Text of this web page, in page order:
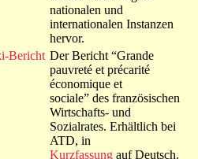
nationalen und
internationalen Instanzen
hervor.
Bericht Der Bericht “Grande
pauvreté et précarité
économique et
sociale” des französischen
Wirtschafts- und
Sozialrates. Erhältlich bei
ATD, in
Kurzfassung auf Deutsch.